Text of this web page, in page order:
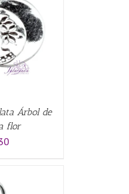
Árbol de
flor